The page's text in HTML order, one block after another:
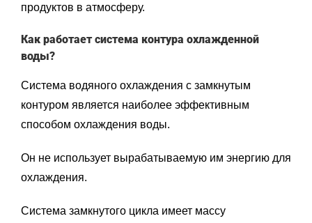
продуктов в атмосферу.
Как работает система контура охлажденной
воды?
Система водяного охлаждения с замкнутым
контуром является наиболее эффективным
способом охлаждения воды.
Он не использует вырабатываемую им энергию для
охлаждения.
Система замкнутого цикла имеет массу